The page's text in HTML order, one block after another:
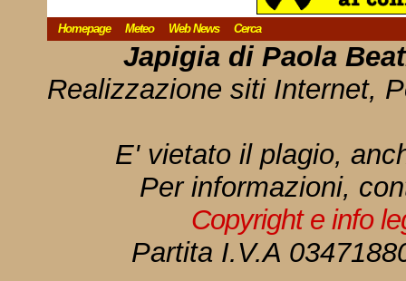
Homepage Meteo Web News Cerca
Japigia di Paola
Realizzazione siti Internet,
E' vietato il plagio,
Per informazioni,
Copyright e info
Partita I.V.A